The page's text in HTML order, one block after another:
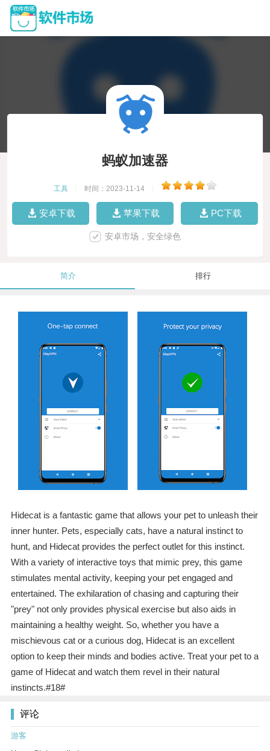
蚂蚁加速器
工具 时间：2023-11-14
安卓下载 苹果下载 PC下载
安卓市场，安全绿色
简介 排行
Hidecat is a fantastic game that allows your pet to unleash their
inner hunter. Pets, especially cats, have a natural instinct to
hunt, and Hidecat provides the perfect outlet for this instinct.
With a variety of interactive toys that mimic prey, this game
stimulates mental activity, keeping your pet engaged and
entertained. The exhilaration of chasing and capturing their
"prey" not only provides physical exercise but also aids in
maintaining a healthy weight. So, whether you have a
mischievous cat or a curious dog, Hidecat is an excellent
option to keep their minds and bodies active. Treat your pet to a
game of Hidecat and watch them revel in their natural
instincts.#18#
评论
游客